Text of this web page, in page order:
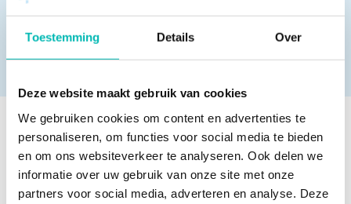
Toestemming Details Over
Deze website maakt gebruik van cookies
We gebruiken cookies om content en advertenties te
personaliseren, om functies voor social media te bieden
en om ons websiteverkeer te analyseren. Ook delen we
informatie over uw gebruik van onze site met onze
partners voor social media, adverteren en analyse. Deze
voor de bijeenkomst ontvangen. Heb je als lid niks
ontvangen, maar ben je wel geïnteresseerd in
deelname? Stuur dan een mailtje naarinfo@vlr.nl.
Meer nieuws